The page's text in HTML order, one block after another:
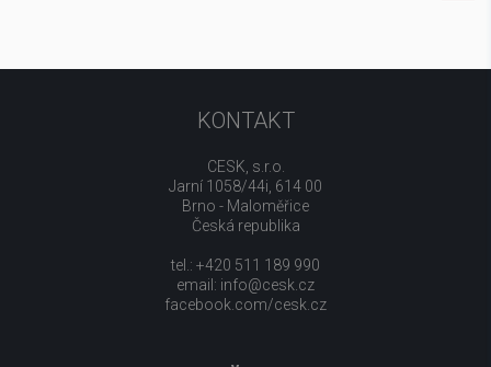
KONTAKT
CESK, s.r.o.
Jarní 1058/44i, 614 00
Brno - Maloměřice
Česká republika
tel.: +420 511 189 990
email: info@cesk.cz
facebook.com/cesk.cz